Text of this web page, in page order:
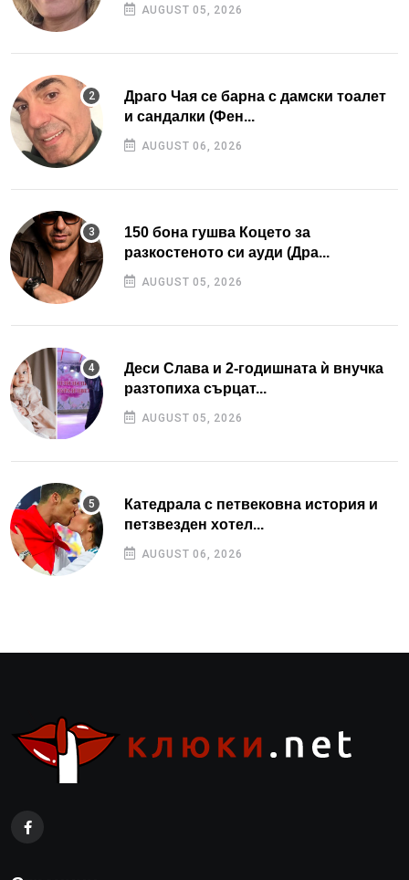
AUGUST 05, 2026
Драго Чая се барна с дамски тоалет
и сандалки (Фен...
AUGUST 06, 2026
150 бона гушва Коцето за
разкостеното си ауди (Дра...
AUGUST 05, 2026
Деси Слава и 2-годишната ѝ внучка
разтопиха сърцат...
AUGUST 05, 2026
Катедрала с петвековна история и
петзвезден хотел...
AUGUST 06, 2026